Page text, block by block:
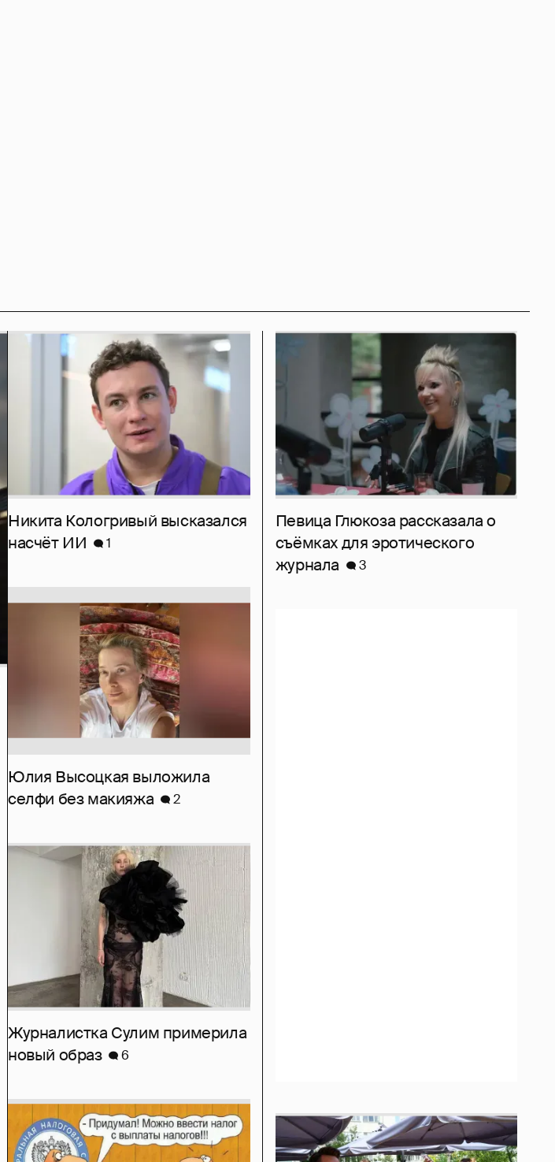
Никита Кологривый высказался
насчёт ИИ
1
Певица Глюкоза рассказала о
съёмках для эротического
журнала
3
Юлия Высоцкая выложила
селфи без макияжа
2
Журналистка Сулим примерила
новый образ
6